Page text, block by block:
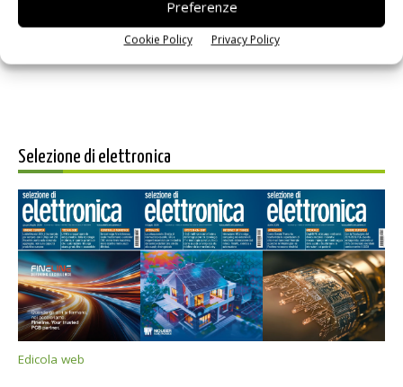
Preferenze
Cookie Policy Privacy Policy
Selezione di elettronica
Edicola web